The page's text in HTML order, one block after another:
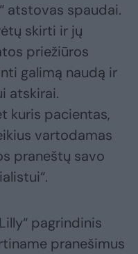
atstovas spaudai.
skirti ir jų
priežiūros
galimą naudą ir
atskirai.
kuris pacientas,
vartodamas
praneštų savo
pagrindinis
pranešimus